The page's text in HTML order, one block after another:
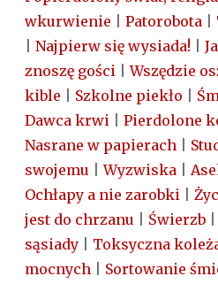
wkurwienie
Patorobota
Najpierw się wysiada!
znoszę gości |Wszędzie
kible
Szkolne piekło
Dawca krwi
Pierdolone
Nasrane w papierach
swojemu |Wyzwiska
Ochłapy a nie zarobki
jest do chrzanu
Świerzb
sąsiady
Toksyczna
mocnych
Sortowanie